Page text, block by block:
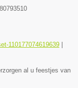
110177074619639 |
al u feestjes van